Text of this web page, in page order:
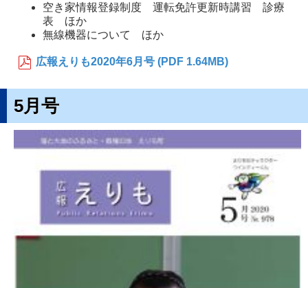
空き家情報登録制度 運転免許更新時講習 診療
表 ほか
無線機器について ほか
広報えりも2020年6月号 (PDF 1.64MB)
5月号